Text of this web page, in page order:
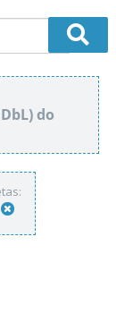
do